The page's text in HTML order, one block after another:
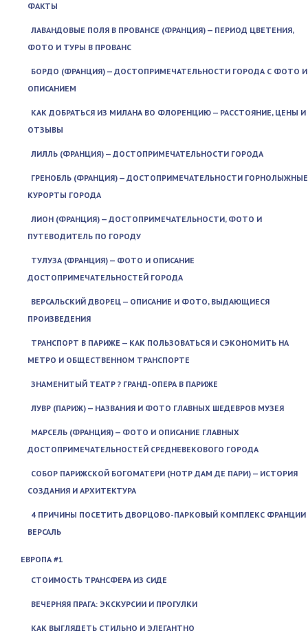
ФАКТЫ
ЛАВАНДОВЫЕ ПОЛЯ В ПРОВАНСЕ (ФРАНЦИЯ) — ПЕРИОД ЦВЕТЕНИЯ,
ФОТО И ТУРЫ В ПРОВАНС
БОРДО (ФРАНЦИЯ) — ДОСТОПРИМЕЧАТЕЛЬНОСТИ ГОРОДА С ФОТО И
ОПИСАНИЕМ
КАК ДОБРАТЬСЯ ИЗ МИЛАНА ВО ФЛОРЕНЦИЮ — РАССТОЯНИЕ, ЦЕНЫ И
ОТЗЫВЫ
ЛИЛЛЬ (ФРАНЦИЯ) — ДОСТОПРИМЕЧАТЕЛЬНОСТИ ГОРОДА
ГРЕНОБЛЬ (ФРАНЦИЯ) — ДОСТОПРИМЕЧАТЕЛЬНОСТИ ГОРНОЛЫЖНЫЕ
КУРОРТЫ ГОРОДА
ЛИОН (ФРАНЦИЯ) — ДОСТОПРИМЕЧАТЕЛЬНОСТИ, ФОТО И
ПУТЕВОДИТЕЛЬ ПО ГОРОДУ
ТУЛУЗА (ФРАНЦИЯ) — ФОТО И ОПИСАНИЕ
ДОСТОПРИМЕЧАТЕЛЬНОСТЕЙ ГОРОДА
ВЕРСАЛЬСКИЙ ДВОРЕЦ — ОПИСАНИЕ И ФОТО, ВЫДАЮЩИЕСЯ
ПРОИЗВЕДЕНИЯ
ТРАНСПОРТ В ПАРИЖЕ — КАК ПОЛЬЗОВАТЬСЯ И СЭКОНОМИТЬ НА
МЕТРО И ОБЩЕСТВЕННОМ ТРАНСПОРТЕ
ЗНАМЕНИТЫЙ ТЕАТР ? ГРАНД-ОПЕРА В ПАРИЖЕ
ЛУВР (ПАРИЖ) — НАЗВАНИЯ И ФОТО ГЛАВНЫХ ШЕДЕВРОВ МУЗЕЯ
МАРСЕЛЬ (ФРАНЦИЯ) — ФОТО И ОПИСАНИЕ ГЛАВНЫХ
ДОСТОПРИМЕЧАТЕЛЬНОСТЕЙ СРЕДНЕВЕКОВОГО ГОРОДА
СОБОР ПАРИЖСКОЙ БОГОМАТЕРИ (НОТР ДАМ ДЕ ПАРИ) — ИСТОРИЯ
СОЗДАНИЯ И АРХИТЕКТУРА
4 ПРИЧИНЫ ПОСЕТИТЬ ДВОРЦОВО-ПАРКОВЫЙ КОМПЛЕКС ФРАНЦИИ
ВЕРСАЛЬ
ЕВРОПА #1
СТОИМОСТЬ ТРАНСФЕРА ИЗ СИДЕ
ВЕЧЕРНЯЯ ПРАГА: ЭКСКУРСИИ И ПРОГУЛКИ
КАК ВЫГЛЯДЕТЬ СТИЛЬНО И ЭЛЕГАНТНО